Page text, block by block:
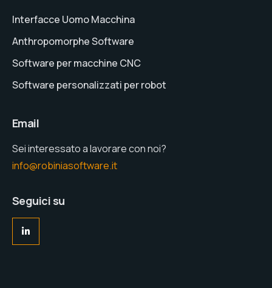
Interfacce Uomo Macchina
Anthropomorphe Software
Software per macchine CNC
Software personalizzati per robot
Email
Sei interessato a lavorare con noi?
info@robiniasoftware.it
Seguici su